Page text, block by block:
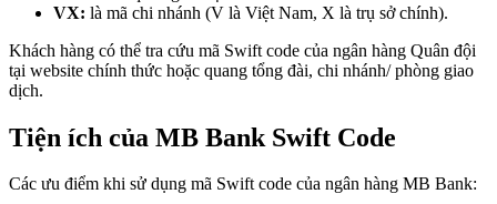
VX: là mã chi nhánh (V là Việt Nam, X là trụ sở chính).
Khách hàng có thể tra cứu mã Swift code của ngân hàng Quân đội
tại website chính thức hoặc quang tổng đài, chi nhánh/ phòng giao
dịch.
Tiện ích của MB Bank Swift Code
Các ưu điểm khi sử dụng mã Swift code của ngân hàng MB Bank: